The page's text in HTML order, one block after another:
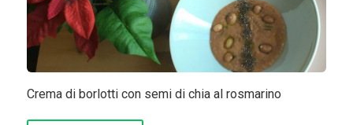
Crema di borlotti con semi di chia al rosmarino